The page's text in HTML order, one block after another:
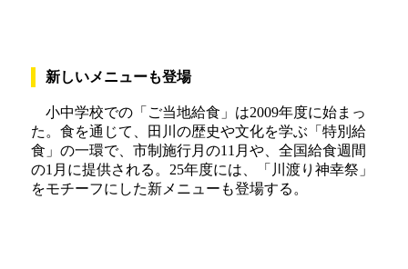
新しいメニューも登場
小中学校での「ご当地給食」は2009年度に始まっ
た。食を通じて、田川の歴史や文化を学ぶ「特別給
食」の一環で、市制施行月の11月や、全国給食週間
の1月に提供される。25年度には、「川渡り神幸祭」
をモチーフにした新メニューも登場する。